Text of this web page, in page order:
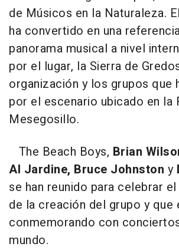
de Músicos en la Naturaleza.
ha convertido en una
panorama musical a nivel
por el lugar, la Sierra de
organización y los grupos que
por el escenario ubicado en la
Mesegosillo.
The Beach Boys, Brian
Al Jardine, Bruce Johnston y
se han reunido para celebrar
de la creación del grupo y que
conmemorando con
mundo.